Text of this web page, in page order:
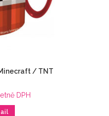
/ TNT
DPH